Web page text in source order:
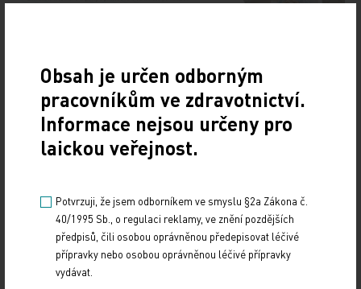
Doporučené
19. světový kongres Controversies in Neurology
(CONy)
19. světový kongres Controversies in Neurology (CONy)
se bude konat v termínu 20.–22. března 2025 v Praze.
Vystavování ePoukazů
Obsah je určen odborným
pracovníkům ve zdravotnictví.
Informace nejsou určeny pro
laickou veřejnost.
Potvrzuji, že jsem odborníkem ve smyslu §2a Zákona č.
40/1995 Sb., o regulaci reklamy, ve znění pozdějších
předpisů, čili osobou oprávněnou předepisovat léčivé
přípravky nebo osobou oprávněnou léčivé přípravky
vydávat.